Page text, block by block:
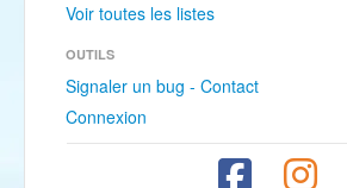
Voir toutes les listes
OUTILS
Signaler un bug - Contact
Connexion